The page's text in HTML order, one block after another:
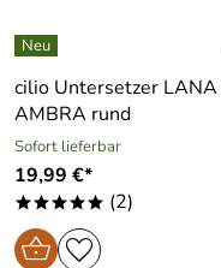
cilio Untersetzer LANA
AMBRA rund
Sofort lieferbar
19,99 €*
***** (2)